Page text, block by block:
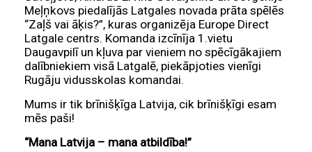
Meļņkovs piedalījās Latgales novada prāta spēlēs
“Zaļš vai āķis?”, kuras organizēja Europe Direct
Latgale centrs. Komanda izcīnīja 1.vietu
Daugavpilī un kļuva par vieniem no spēcīgākajiem
dalībniekiem visā Latgalē, piekāpjoties vienīgi
Rugāju vidusskolas komandai.
Mums ir tik brīnišķīga Latvija, cik brīnišķīgi esam
mēs paši!
“Mana Latvija – mana atbildība!”